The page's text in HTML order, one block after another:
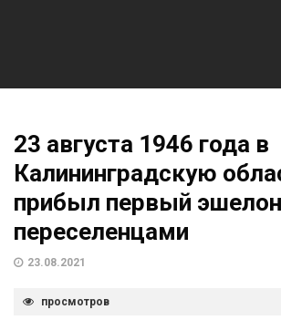
23 августа 1946 года в
Калининградскую
прибыл первый
переселенцами
23.08.2021
просмотров